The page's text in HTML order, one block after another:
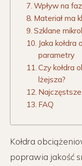
Wpływ na
Materiał ma
Szklane
Jaka
parametry
Czy kołdra
lżejsza?
FAQ
Kołdra
poprawia jakość